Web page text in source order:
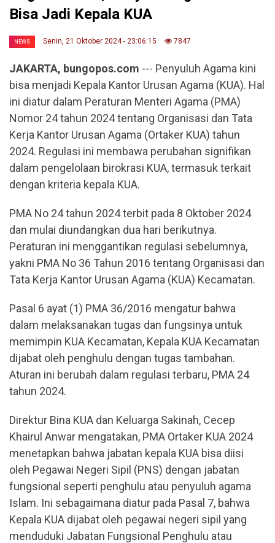
Bisa Jadi Kepala KUA
NEWS Senin, 21 Oktober 2024 - 23:06:15 7847
JAKARTA, bungopos.com --- Penyuluh Agama kini
bisa menjadi Kepala Kantor Urusan Agama (KUA). Hal
ini diatur dalam Peraturan Menteri Agama (PMA)
Nomor 24 tahun 2024 tentang Organisasi dan Tata
Kerja Kantor Urusan Agama (Ortaker KUA) tahun
2024. Regulasi ini membawa perubahan signifikan
dalam pengelolaan birokrasi KUA, termasuk terkait
dengan kriteria kepala KUA.
PMA No 24 tahun 2024 terbit pada 8 Oktober 2024
dan mulai diundangkan dua hari berikutnya.
Peraturan ini menggantikan regulasi sebelumnya,
yakni PMA No 36 Tahun 2016 tentang Organisasi dan
Tata Kerja Kantor Urusan Agama (KUA) Kecamatan.
Pasal 6 ayat (1) PMA 36/2016 mengatur bahwa
dalam melaksanakan tugas dan fungsinya untuk
memimpin KUA Kecamatan, Kepala KUA Kecamatan
dijabat oleh penghulu dengan tugas tambahan.
Aturan ini berubah dalam regulasi terbaru, PMA 24
tahun 2024.
Direktur Bina KUA dan Keluarga Sakinah, Cecep
Khairul Anwar mengatakan, PMA Ortaker KUA 2024
menetapkan bahwa jabatan kepala KUA bisa diisi
oleh Pegawai Negeri Sipil (PNS) dengan jabatan
fungsional seperti penghulu atau penyuluh agama
Islam. Ini sebagaimana diatur pada Pasal 7, bahwa
Kepala KUA dijabat oleh pegawai negeri sipil yang
menduduki Jabatan Fungsional Penghulu atau